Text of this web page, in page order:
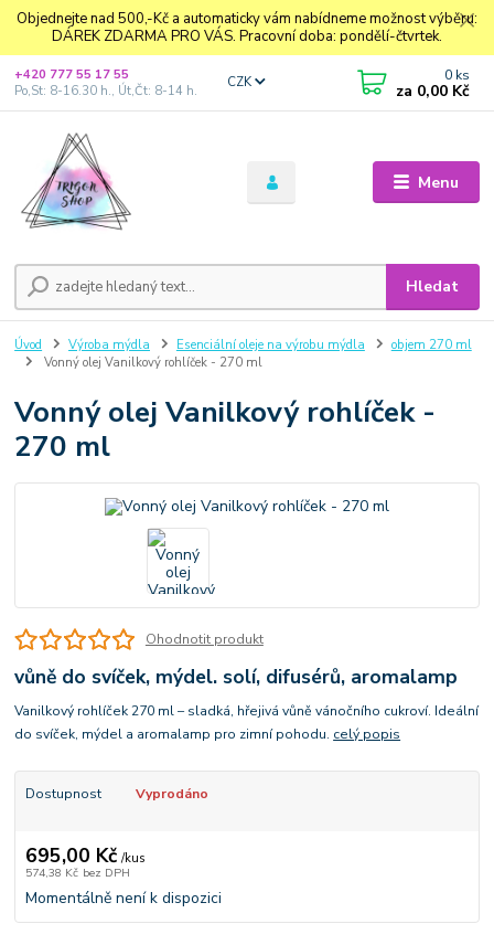
Objednejte nad 500,-Kč a automaticky vám nabídneme možnost výběru:
DÁREK ZDARMA PRO VÁS. Pracovní doba: pondělí-čtvrtek.
Menu
CZK
Hledat
+420 777 55 17 55
Po,St: 8-16.30 h., Út,Čt: 8-14 h.
0 ks
za 0,00 Kč
Úvod Výroba mýdla Esenciální oleje na výrobu mýdla
objem 270 ml
Vonný olej Vanilkový rohlíček - 270 ml
Vonný olej Vanilkový rohlíček -
270 ml
Ohodnotit produkt
vůně do svíček, mýdel. solí, difusérů, aromalamp
Vanilkový rohlíček 270 ml – sladká, hřejivá vůně vánočního cukroví. Ideální
do svíček, mýdel a aromalamp pro zimní pohodu. celý popis
Dostupnost Vyprodáno
695,00 Kč /kus
574,38 Kč bez DPH
Momentálně není k dispozici